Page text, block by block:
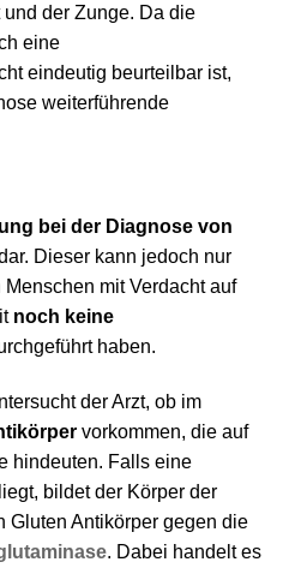
der Zunge. Da die
eine
eindeutig beurteilbar ist,
weiterführende
bei der Diagnose von
Dieser kann jedoch nur
mit Verdacht auf
noch keine
haben.
der Arzt, ob im
vorkommen, die auf
hindeuten. Falls eine
bildet der Körper der
Gluten Antikörper gegen die
. Dabei handelt es